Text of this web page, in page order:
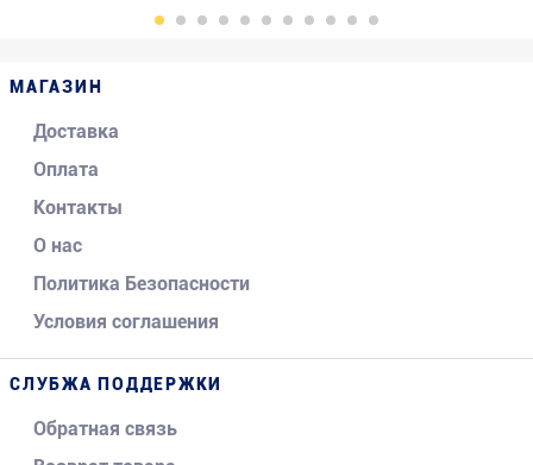
МАГАЗИН
Доставка
Оплата
Контакты
О нас
Политика Безопасности
Условия соглашения
СЛУБЖА ПОДДЕРЖКИ
Обратная связь